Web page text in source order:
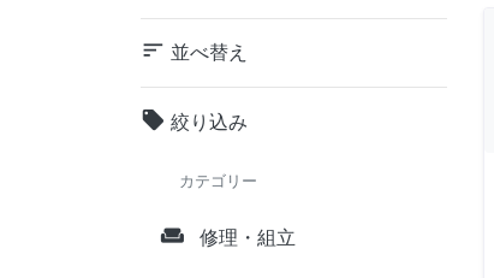
sort 並べ替え
local_offer 絞り込み
カテゴリー
weekend 修理・組立